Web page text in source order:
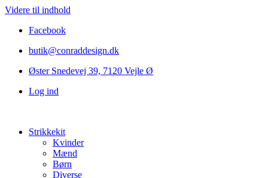
Videre til indhold
Facebook
butik@conraddesign.dk
Øster Snedevej 39, 7120 Vejle Ø
Log ind
Strikkekit
Kvinder
Mænd
Børn
Diverse